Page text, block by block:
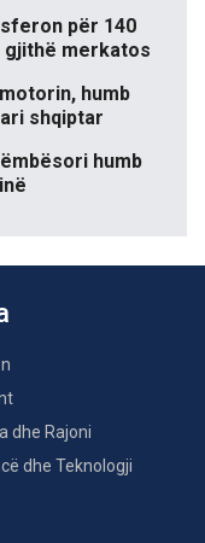
për 140
gjithë merkatos
humb
shqiptar
humb
dhe Rajoni
dhe Teknologji